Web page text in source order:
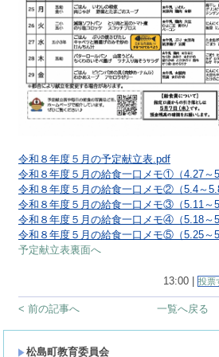
令和８年度５月の予定献立表.pdf
令和８年度５月の給食一口メモ①（4.27～
令和８年度５月の給食一口メモ②（5.4～
令和８年度５月の給食一口メモ③（5.11～
令和８年度５月の給食一口メモ④（5.18～
令和８年度５月の給食一口メモ⑤（5.25～
予定献立表裏面へ
13:00 | 投票
< 前の記事へ 一覧へ戻る
松島町教育委員会